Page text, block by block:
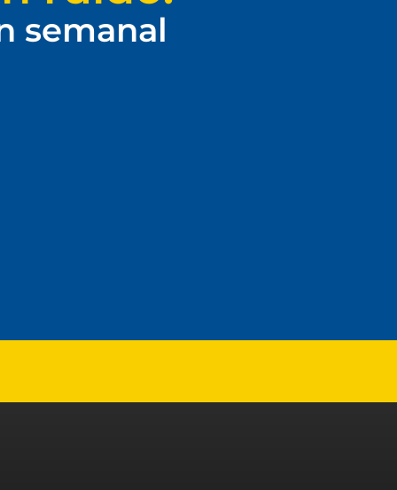
semanal